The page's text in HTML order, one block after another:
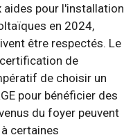
aides pour l'installation
en 2024,
être respectés. Le
de
de choisir un
pour bénéficier des
du foyer peuvent
certaines